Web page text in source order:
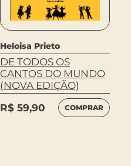
Heloisa Prieto
DE TODOS OS
CANTOS DO MUNDO
(NOVA EDIÇÃO)
R$ 59,90 COMPRAR